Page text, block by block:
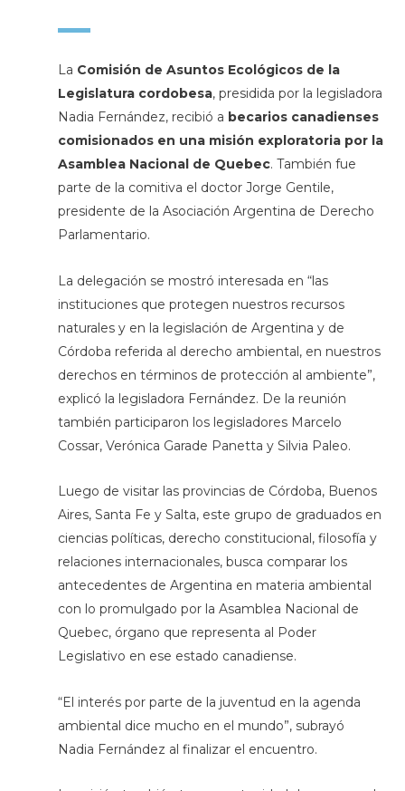
La Comisión de Asuntos Ecológicos de la
Legislatura cordobesa, presidida por la legisladora
Nadia Fernández, recibió a becarios canadienses
comisionados en una misión exploratoria por la
Asamblea Nacional de Quebec. También fue
parte de la comitiva el doctor Jorge Gentile,
presidente de la Asociación Argentina de Derecho
Parlamentario.
La delegación se mostró interesada en “las
instituciones que protegen nuestros recursos
naturales y en la legislación de Argentina y de
Córdoba referida al derecho ambiental, en nuestros
derechos en términos de protección al ambiente”,
explicó la legisladora Fernández. De la reunión
también participaron los legisladores Marcelo
Cossar, Verónica Garade Panetta y Silvia Paleo.
Luego de visitar las provincias de Córdoba, Buenos
Aires, Santa Fe y Salta, este grupo de graduados en
ciencias políticas, derecho constitucional, filosofía y
relaciones internacionales, busca comparar los
antecedentes de Argentina en materia ambiental
con lo promulgado por la Asamblea Nacional de
Quebec, órgano que representa al Poder
Legislativo en ese estado canadiense.
“El interés por parte de la juventud en la agenda
ambiental dice mucho en el mundo”, subrayó
Nadia Fernández al finalizar el encuentro.